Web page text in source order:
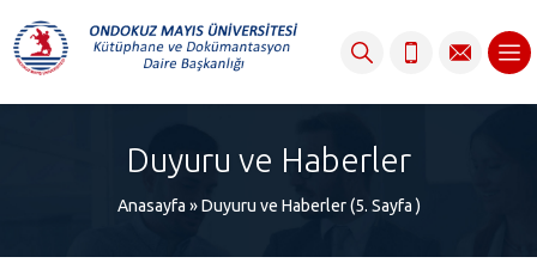
Duyuru ve Haberler
Anasayfa »Duyuru ve Haberler(5. Sayfa )